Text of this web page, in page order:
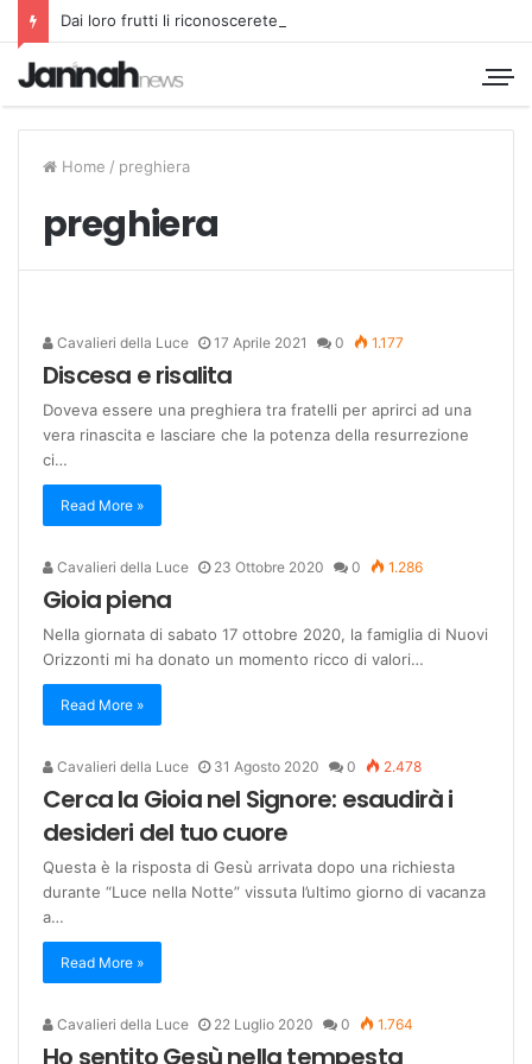
Dai loro frutti li riconoscerete
Home / preghiera
preghiera
Cavalieri della Luce 17 Aprile 2021 0 1.177
Discesa e risalita
Doveva essere una preghiera tra fratelli per aprirci ad una
vera rinascita e lasciare che la potenza della resurrezione
ci…
Read More »
Cavalieri della Luce 23 Ottobre 2020 0 1.286
Gioia piena
Nella giornata di sabato 17 ottobre 2020, la famiglia di Nuovi
Orizzonti mi ha donato un momento ricco di valori…
Read More »
Cavalieri della Luce 31 Agosto 2020 0 2.478
Cerca la Gioia nel Signore: esaudirà i
desideri del tuo cuore
Questa è la risposta di Gesù arrivata dopo una richiesta
durante “Luce nella Notte” vissuta l’ultimo giorno di vacanza
a…
Read More »
Cavalieri della Luce 22 Luglio 2020 0 1.764
Ho sentito Gesù nella tempesta